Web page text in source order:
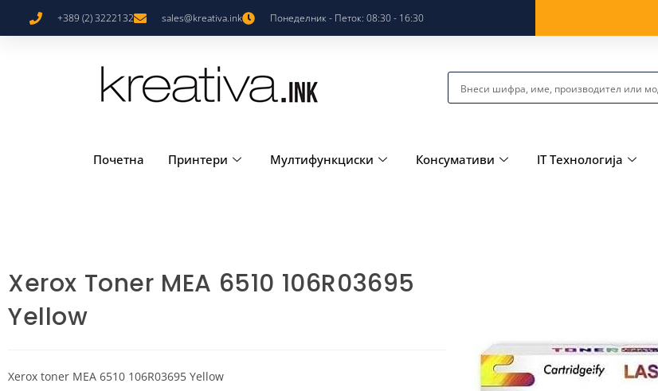
+389 (2) 3222132 sales@kreativa.ink Понеделник - Петок: 08:30 - 16:30
Почетна Принтери Мултифункциски Консумативи IT Технологија
Xerox Toner MEA 6510 106R03695
Yellow
Xerox toner MEA 6510 106R03695 Yellow